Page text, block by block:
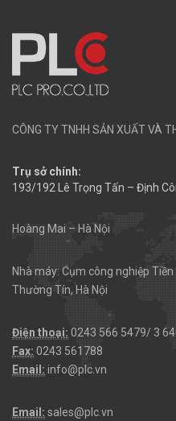
CÔNG TY TNHH SẢN XUẤT VÀ
Trụ sở chính:
193/192 Lê Trọng Tấn – Định
Hoàng Mai – Hà Nội
Nhà máy: Cụm công nghiệp
Thường Tín, Hà Nội
Điện thoại: 0243 566 5479/ 3
Fax: 0243 561788
Email: info@plc.vn
Email: sales@plc.vn